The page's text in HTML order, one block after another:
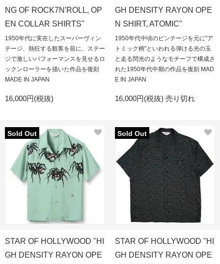
NG OF ROCK7N'ROLL, OP
EN COLLAR SHIRTS"
1950年代に実在したスーパーヴィン
テージ、熱狂する観客を前に、ステー
ジで激しいパフォーマンスを見せるロ
ックンローラーを描いた作品を復刻
MADE IN JAPAN
16,000円(税抜)
GH DENSITY RAYON OPE
N SHIRT, ATOMIC"
1950年代中頃のビンテージを元に"ア
トミック柄"といわれる弾ける光の玉
と走る閃光のようなモチーフで構成さ
れた1950年代中期の作品を復刻 MAD
E IN JAPAN
16,000円(税抜) 売り切れ
Sold Out
STAR OF HOLLYWOOD "HI
GH DENSITY RAYON OPE
Sold Out
STAR OF HOLLYWOOD "HI
GH DENSITY RAYON OPE